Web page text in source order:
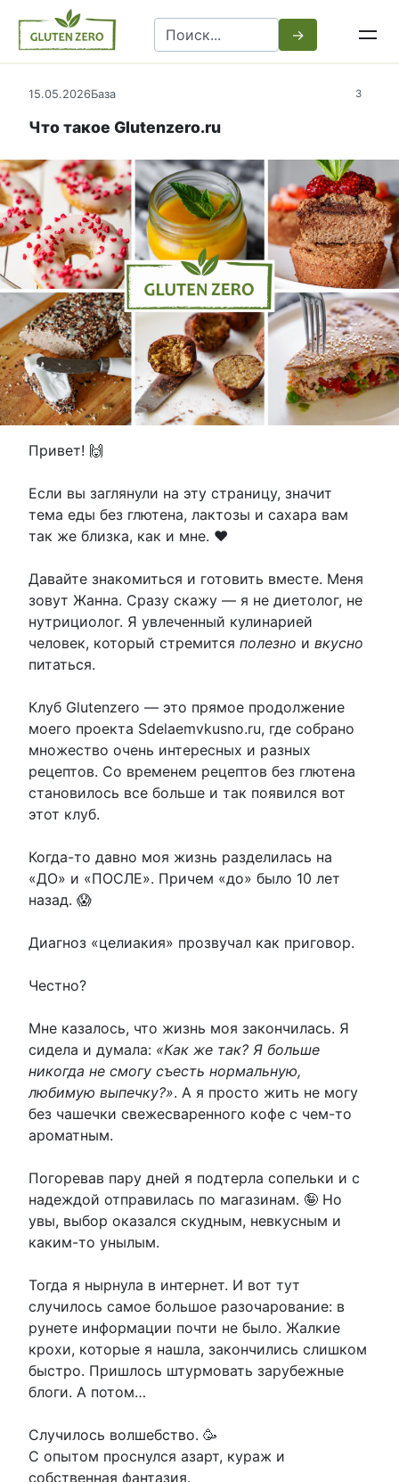
контенту
Search
for:
3
15.05.2026База
Что такое Glutenzero.ru
Привет! 🙌
Если вы заглянули на эту страницу, значит
тема еды без глютена, лактозы и сахара вам
так же близка, как и мне. ♥️
Давайте знакомиться и готовить вместе. Меня
зовут Жанна. Сразу скажу — я не диетолог, не
нутрициолог. Я увлеченный кулинарией
человек, который стремится полезно и вкусно
питаться.
Клуб Glutenzero — это прямое продолжение
моего проекта Sdelaemvkusno.ru, где собрано
множество очень интересных и разных
рецептов. Со временем рецептов без глютена
становилось все больше и так появился вот
этот клуб.
Когда-то давно моя жизнь разделилась на
«ДО» и «ПОСЛЕ». Причем «до» было 10 лет
назад. 😱
Диагноз «целиакия» прозвучал как приговор.
Честно?
Мне казалось, что жизнь моя закончилась. Я
сидела и думала: «Как же так? Я больше
никогда не смогу съесть нормальную,
любимую выпечку?». А я просто жить не могу
без чашечки свежесваренного кофе с чем-то
ароматным.
Погоревав пару дней я подтерла сопельки и с
надеждой отправилась по магазинам. 🤪 Но
увы, выбор оказался скудным, невкусным и
каким-то унылым.
Тогда я нырнула в интернет. И вот тут
случилось самое большое разочарование: в
рунете информации почти не было. Жалкие
крохи, которые я нашла, закончились слишком
быстро. Пришлось штурмовать зарубежные
блоги. А потом…
Случилось волшебство. 🥳
С опытом проснулся азарт, кураж и
собственная фантазия.